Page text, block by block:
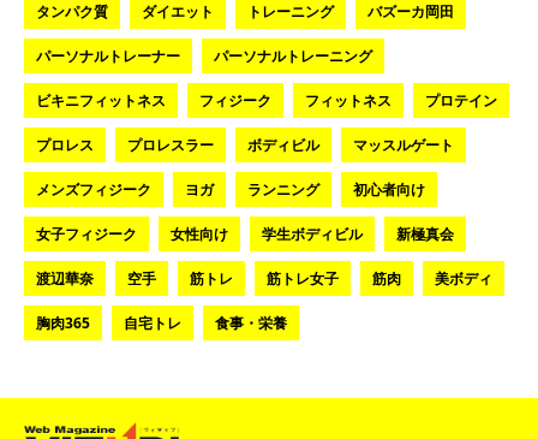
タンパク質 ダイエット トレーニング バズーカ岡田
パーソナルトレーナー パーソナルトレーニング
ビキニフィットネス フィジーク フィットネス プロテイン
プロレス プロレスラー ボディビル マッスルゲート
メンズフィジーク ヨガ ランニング 初心者向け
女子フィジーク 女性向け 学生ボディビル 新極真会
渡辺華奈 空手 筋トレ 筋トレ女子 筋肉 美ボディ
胸肉365 自宅トレ 食事・栄養